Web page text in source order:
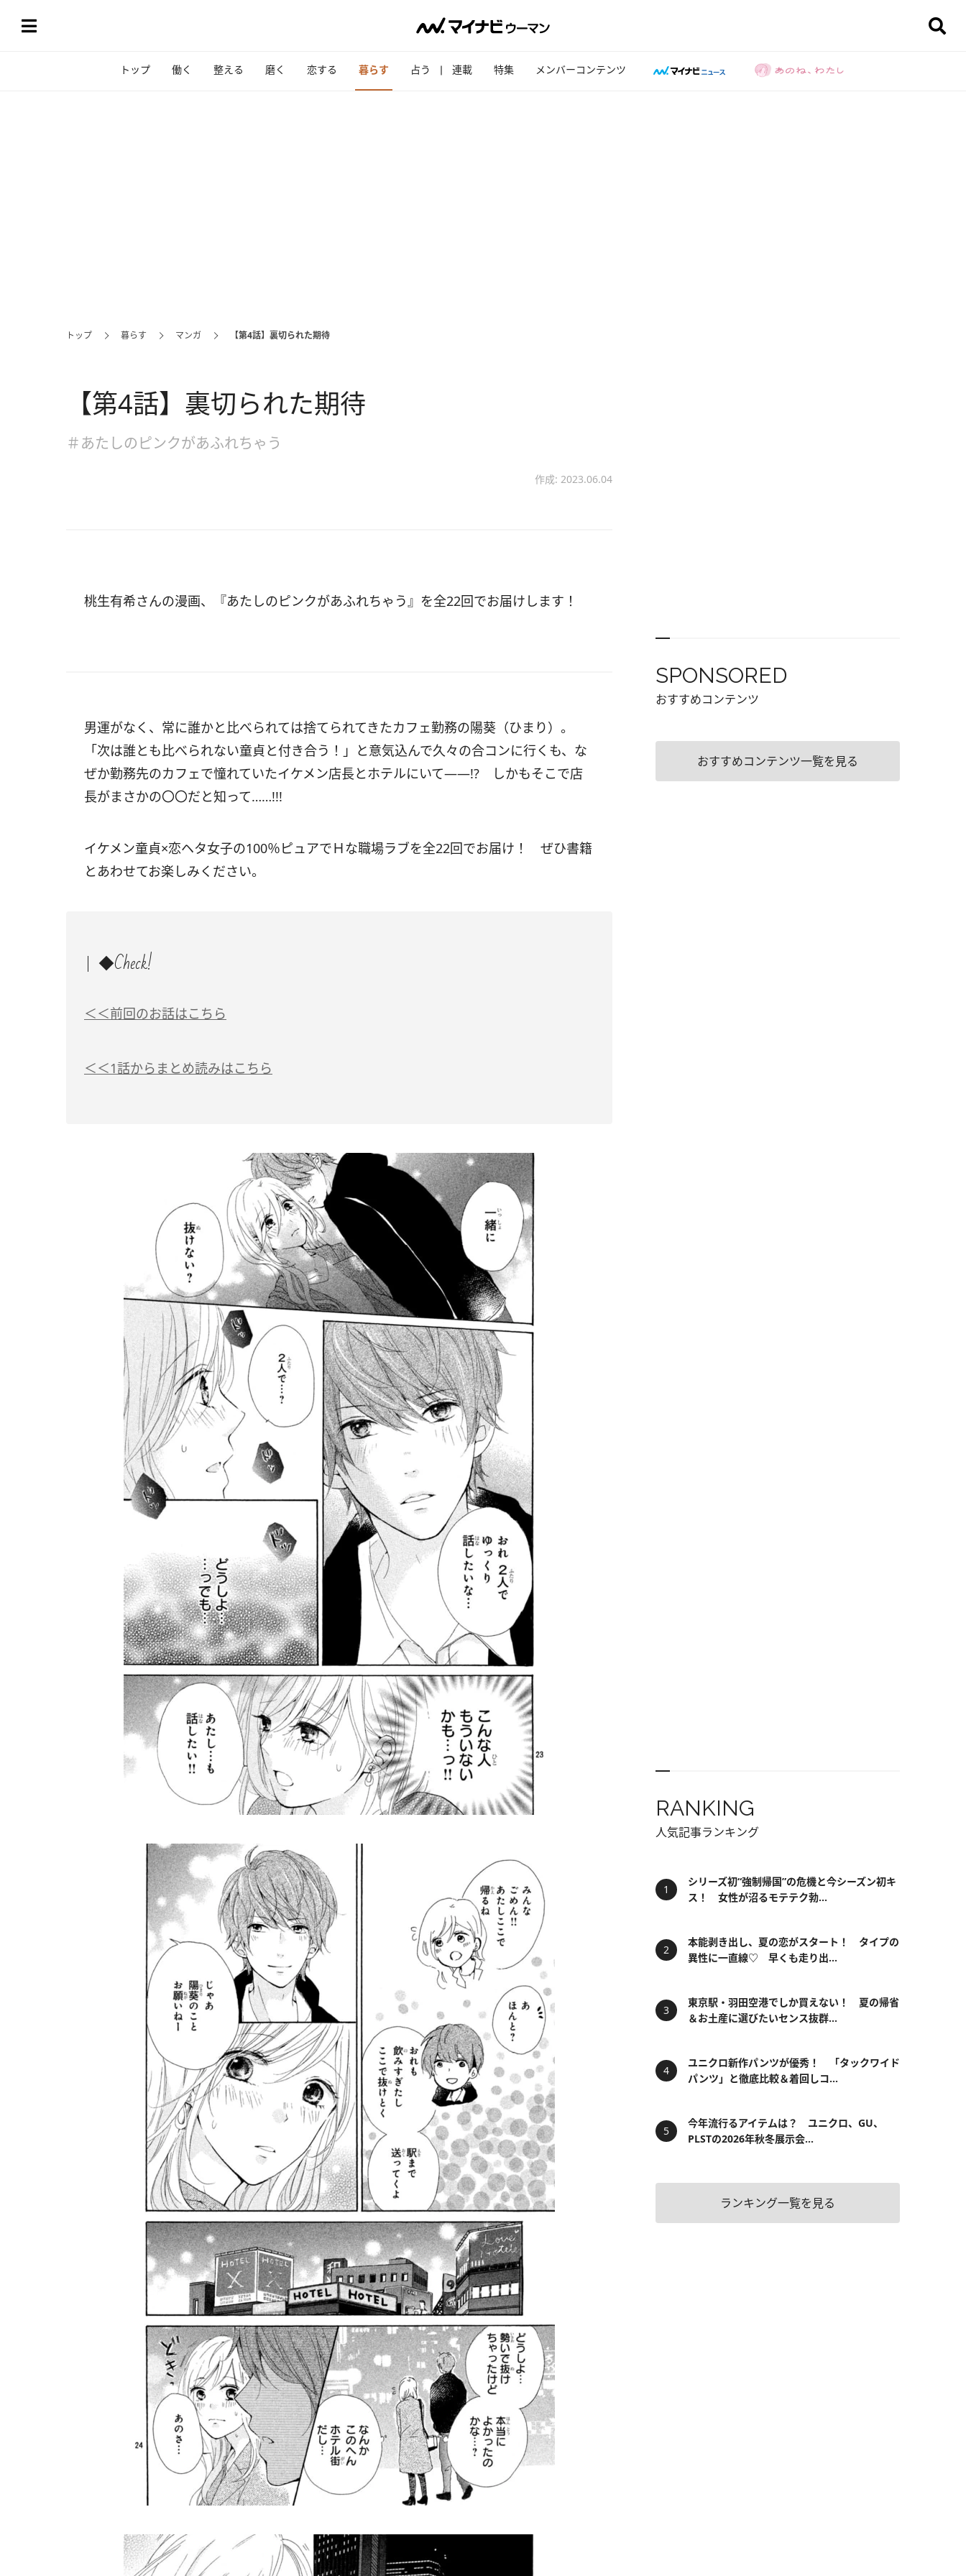
トップ 働く 整える 磨く 恋する 暮らす 占う 連載 特集 メンバーコンテンツ
トップ 暮らす マンガ 【第4話】裏切られた期待
【第4話】裏切られた期待
＃あたしのピンクがあふれちゃう
作成: 2023.06.04
桃生有希さんの漫画、『あたしのピンクがあふれちゃう』を全22回でお届けします！
男運がなく、常に誰かと比べられては捨てられてきたカフェ勤務の陽葵（ひまり）。
「次は誰とも比べられない童貞と付き合う！」と意気込んで久々の合コンに行くも、な
ぜか勤務先のカフェで憧れていたイケメン店長とホテルにいて――!? しかもそこで店
長がまさかの〇〇だと知って……!!!
イケメン童貞×恋ヘタ女子の100％ピュアでＨな職場ラブを全22回でお届け！ ぜひ書籍
とあわせてお楽しみください。
◆Check!
＜＜前回のお話はこちら
＜＜1話からまとめ読みはこちら
SPONSORED
おすすめコンテンツ
おすすめコンテンツ一覧を見る
RANKING
人気記事ランキング
シリーズ初“強制帰国”の危機と今シーズン初キ
ス！ 女性が沼るモテテク勃...
本能剥き出し、夏の恋がスタート！ タイプの
異性に一直線♡ 早くも走り出...
東京駅・羽田空港でしか買えない！ 夏の帰省
＆お土産に選びたいセンス抜群...
ユニクロ新作パンツが優秀！ 「タックワイド
パンツ」と徹底比較＆着回しコ...
今年流行るアイテムは？ ユニクロ、GU、
PLSTの2026年秋冬展示会...
ランキング一覧を見る